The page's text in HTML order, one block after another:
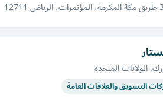
الولايات المتحدة
التسويق والعلاقات العامة